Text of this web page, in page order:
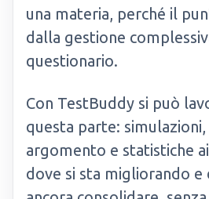
una materia, perché il
dalla gestione
questionario.
Con TestBuddy si può
questa parte:
argomento e statistiche
dove si sta migliorando e